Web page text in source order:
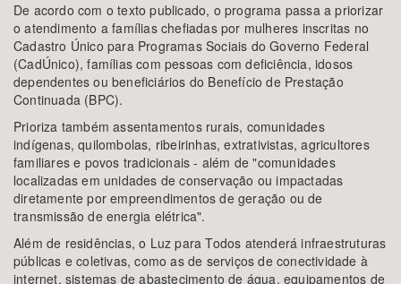
De acordo com o texto publicado, o programa passa a priorizar
o atendimento a famílias chefiadas por mulheres inscritas no
Cadastro Único para Programas Sociais do Governo Federal
(CadÚnico), famílias com pessoas com deficiência, idosos
dependentes ou beneficiários do Benefício de Prestação
Continuada (BPC).
Prioriza também assentamentos rurais, comunidades
indígenas, quilombolas, ribeirinhas, extrativistas, agricultores
familiares e povos tradicionais - além de "comunidades
localizadas em unidades de conservação ou impactadas
diretamente por empreendimentos de geração ou de
transmissão de energia elétrica".
Além de residências, o Luz para Todos atenderá infraestruturas
públicas e coletivas, como as de serviços de conectividade à
internet, sistemas de abastecimento de água, equipamentos de